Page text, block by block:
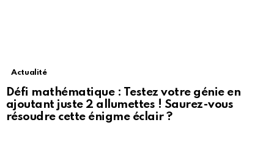
Actualité
Défi mathématique : Testez votre génie en
ajoutant juste 2 allumettes ! Saurez-vous
résoudre cette énigme éclair ?